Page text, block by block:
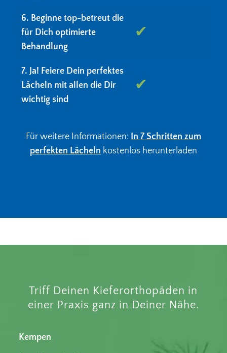
6. Beginne top-betreut die
für Dich optimierte
Behandlung
✔
7. Ja! Feiere Dein perfektes
Lächeln mit allen die Dir
wichtig sind
✔
Für weitere Informationen: In 7 Schritten zum
perfekten Lächeln kostenlos herunterladen
Triff Deinen Kieferorthopäden in
einer Praxis ganz in Deiner Nähe.
Kempen